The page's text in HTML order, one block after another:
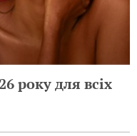
року для всіх